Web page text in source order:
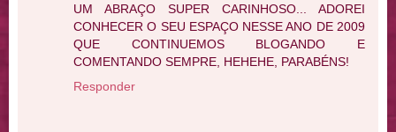
UM ABRAÇO SUPER CARINHOSO... ADOREI
CONHECER O SEU ESPAÇO NESSE ANO DE 2009
QUE CONTINUEMOS BLOGANDO E
COMENTANDO SEMPRE, HEHEHE, PARABÉNS!
Responder